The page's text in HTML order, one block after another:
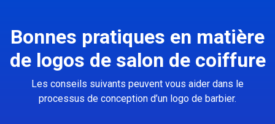
Bonnes pratiques en matière
de logos de salon de coiffure
Les conseils suivants peuvent vous aider dans le
processus de conception d’un logo de barbier.